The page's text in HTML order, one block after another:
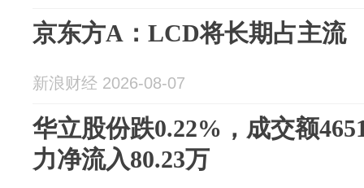
京东方A：LCD将长期占主流
新浪财经 2026-08-07
华立股份跌0.22%，成交额
力净流入80.23万